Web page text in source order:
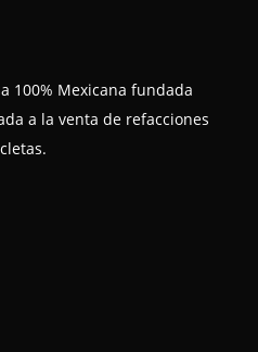
100% Mexicana fundada
a la venta de refacciones